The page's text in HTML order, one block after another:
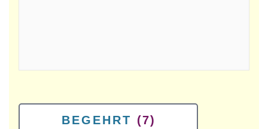
BEGEHRT (7)